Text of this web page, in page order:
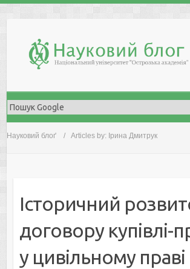
Науковий блоґ Articles by: Ірина Дмитрук
Історичний
договору купівлі-
у цивільному праві